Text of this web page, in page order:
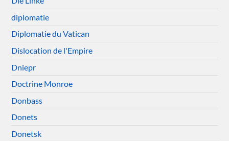
diplomatie
Diplomatie du Vatican
Dislocation de l'Empire
Dniepr
Doctrine Monroe
Donbass
Donets
Donetsk